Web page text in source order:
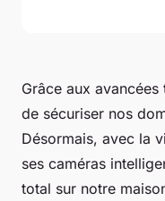
Grâce aux
de sécuriser nos
Désormais, avec la
ses caméras
total sur notre